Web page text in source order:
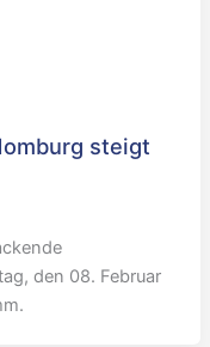
steigt
den 08. Februar